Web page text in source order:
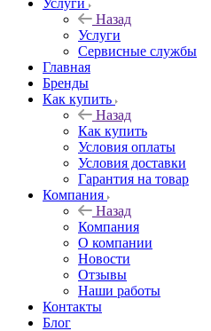
Услуги
Назад
Услуги
Сервисные службы
Главная
Бренды
Как купить
Назад
Как купить
Условия оплаты
Условия доставки
Гарантия на товар
Компания
Назад
Компания
О компании
Новости
Отзывы
Наши работы
Контакты
Блог